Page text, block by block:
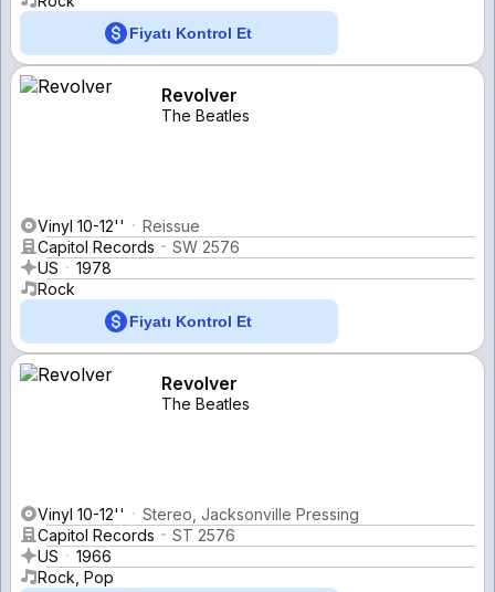
Fiyatı Kontrol Et
Revolver
The Beatles
Vinyl 10-12''
Reissue
Capitol Records
SW 2576
US
1978
Rock
Fiyatı Kontrol Et
Revolver
The Beatles
Vinyl 10-12''
Stereo, Jacksonville Pressing
Capitol Records
ST 2576
US
1966
Rock, Pop